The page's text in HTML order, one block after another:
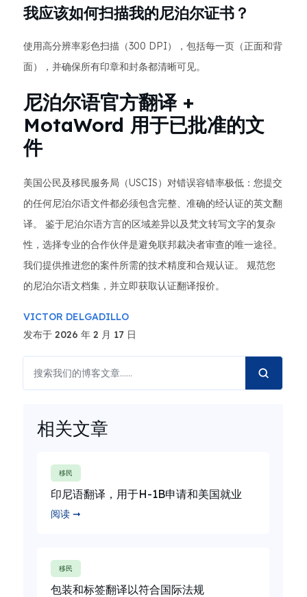
我应该如何扫描我的尼泊尔证书？
使用高分辨率彩色扫描（300 DPI），包括每一页（正面和背
面），并确保所有印章和封条都清晰可见。
尼泊尔语官方翻译 +
MotaWord 用于已批准的文
件
美国公民及移民服务局（USCIS）对错误容错率极低：您提交
的任何尼泊尔语文件都必须包含完整、准确的经认证的英文翻
译。 鉴于尼泊尔语方言的区域差异以及梵文转写文字的复杂
性，选择专业的合作伙伴是避免联邦裁决者审查的唯一途径。
我们提供推进您的案件所需的技术精度和合规认证。 规范您
的尼泊尔语文档集，并立即获取认证翻译报价。
VICTOR DELGADILLO
发布于 2026 年 2 月 17 日
相关文章
移民
印尼语翻译，用于H-1B申请和美国就业
阅读 ➞
移民
包装和标签翻译以符合国际法规